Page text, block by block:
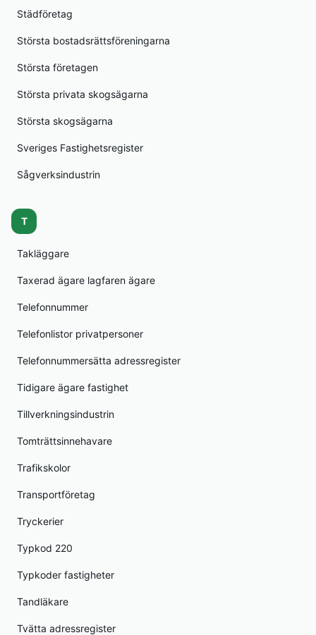
Städföretag
Största bostadsrättsföreningarna
Största företagen
Största privata skogsägarna
Största skogsägarna
Sveriges Fastighetsregister
Sågverksindustrin
T
Takläggare
Taxerad ägare lagfaren ägare
Telefonnummer
Telefonlistor privatpersoner
Telefonnummersätta adressregister
Tidigare ägare fastighet
Tillverkningsindustrin
Tomträttsinnehavare
Trafikskolor
Transportföretag
Tryckerier
Typkod 220
Typkoder fastigheter
Tandläkare
Tvätta adressregister